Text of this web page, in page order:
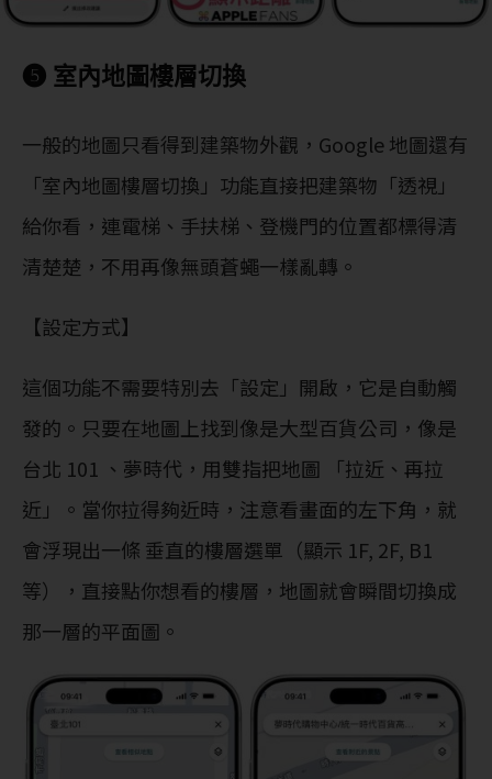
❺ 室內地圖樓層切換
一般的地圖只看得到建築物外觀，Google 地圖還有
「室內地圖樓層切換」功能直接把建築物「透視」
給你看，連電梯、手扶梯、登機門的位置都標得清
清楚楚，不用再像無頭蒼蠅一樣亂轉。
【設定方式】
這個功能不需要特別去「設定」開啟，它是自動觸
發的。只要在地圖上找到像是大型百貨公司，像是
台北 101 、夢時代，用雙指把地圖 「拉近、再拉
近」。當你拉得夠近時，注意看畫面的左下角，就
會浮現出一條 垂直的樓層選單（顯示 1F, 2F, B1
等），直接點你想看的樓層，地圖就會瞬間切換成
那一層的平面圖。